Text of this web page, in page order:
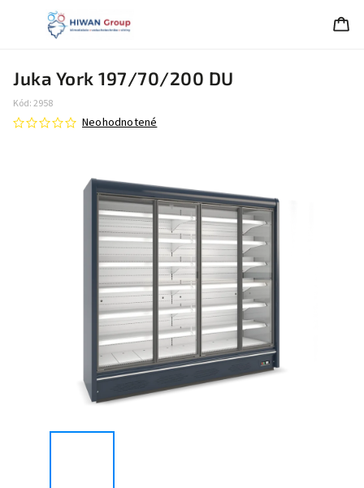
Juka York 197/70/200 DU
Kód:2958
Neohodnotené